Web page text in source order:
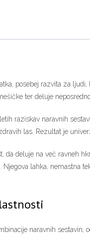
posebej razvita za
ter deluje
raziskav naravnih
las. Rezultat je
da deluje na več ravneh
lahka, nemastna
naravnih